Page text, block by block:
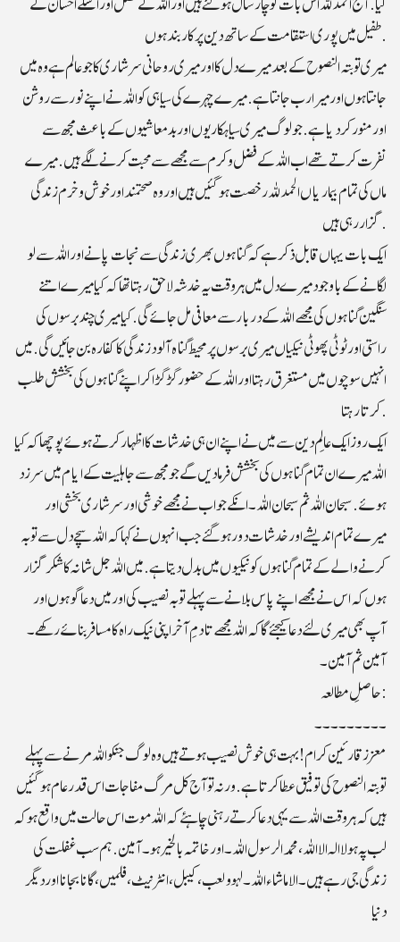
طفیل میں پوری استقامت کے ساتھ دین پر کاربند ہوں.
میری توبتہ النصوح کے بعد میرے دل کا اور میری روحانی سرشاری کا جو عالم ہے وہ میں
جانتا ہوں اور میرا رب جانتا ہے. میرے چہرے کی سیاہی کو اللہ نے اپنے نور سے روشن
اور منور کر دیا ہے.جو لوگ میری سیاہکاریوں اوربدمعاشیوں کے باعث مجھ سے
نفرت کرتے تھے اب اللہ کے فضل وکرم سے مجھے سے محبت کرنے لگے ہیں. میرے
ماں کی تمام بیماریاں الحمد للہ رخصت ہوگئیں ہیں اور وہ صحتمند اور خوش و خرم زندگی
گزار رہی ہیں.
ایک بات یہاں قابل ذکر ہے کہ گناہوں بھری زندگی سے نجات پانے اور اللہ سے لو
لگانے کے باوجود میرے دل میں ہر وقت یہ خدشہ لاحق رہتا تھا کہ کیا میرے اتنے
سنگین گناہوں کی مجھے اللہ کے دربار سے معافی مل جائے گی. کیا میری چند برسوں کی
راستی اورٹوٹی پھوٹی نیکیاں میری برسوں پر محیط گناہ آلود زندگی کا کفارہ بن جائیں گی.میں
انہیں سوچوں میں مستغرق رہتا اور اللہ کے حضور گڑگڑا کر اپنے گناہوں کی بخشش طلب
کرتا رہتا.
ایک روز ایک عالمِ دین سے میں نے اپنے ان ہی خدشات کا اظہار کرتے ہوئے پوچھا کہ کیا
اللہ میرے ان تمام گناہوں کی بخشش فرمادیں گے جو مجھ سے جاہلیت کے ایام میں سرزد
ہوئے. سبحان اللہ ثم سبحان اللہ ۔ انکے جواب نے مجھے خوشی اور سرشاری بخشی اور
میرے تمام اندیشے اور خدشات دور ہوگئے جب انہوں نے کہا کہ اللہ سچے دل سے توبہ
کرنے والے کے تمام گناہوں کو نیکیوں میں بدل دیتا ہے .میں اللہ جل شانہ کا شکر گزار
ہوں کہ اس نے مجھے اپنے پاس بلانے سے پہلے توبہ نصیب کی اور میں دعاگو ہوں اور
آپ بھی میری لئے دعا کیجئے گاکہ اللہ مجھے تادمِ آخراپنی نیک راہ کا مسافر بنائے رکھے۔
آمین ثم آمین۔
حاصلِ مطالعہ:
۔۔۔۔۔۔۔۔۔
معززقارئین کرام! بہت ہی خوش نصیب ہوتے ہیں وہ لوگ جنکو اللہ مرنے سے پہلے
توبتہ النصوح کی توفیق عطا کرتا ہے. ورنہ تو آج کل مرگ مفاجات اس قدر عام ہو گئیں
ہیں کہ ہر وقت اللہ سے یہی دعا کرتے رہنی چاہئے کہ اللہ موت اس حالت میں واقع ہو کہ
لب پہ ہو لاالہ الااللہ، محمد الرسول اللہ ۔ اور خاتمہ بالخیر ہو۔آمین. ہم سب غفلت کی
زندگی جی رہے ہیں ۔الا ماشاء اللہ۔لہو ولعب،کیبل، انٹرنیٹ،فلمیں ، گانا بجانااور دیگر
دنیا